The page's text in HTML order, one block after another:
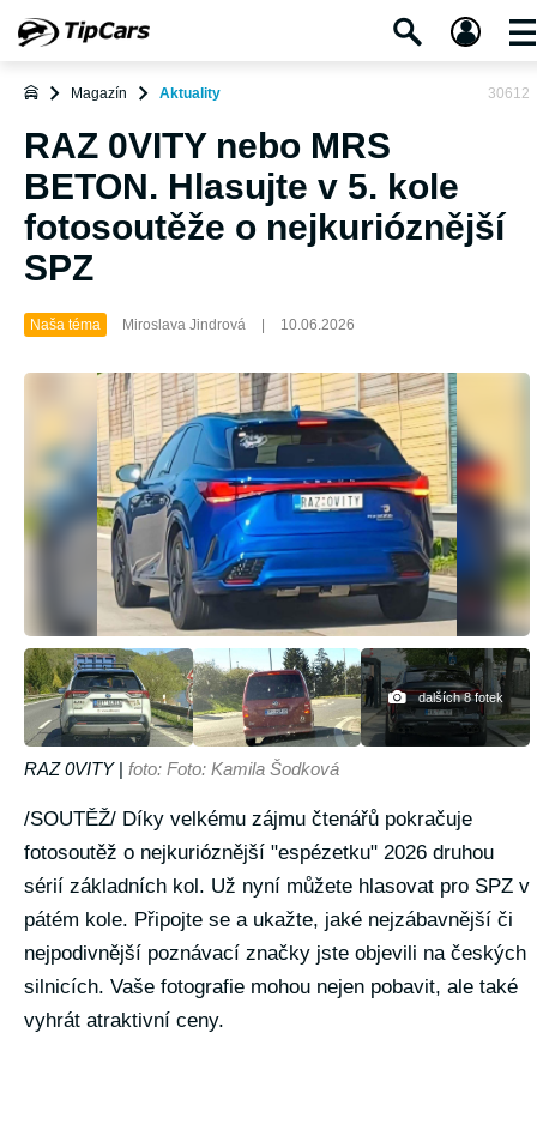
Magazín Aktuality 30612
RAZ 0VITY nebo MRS
BETON. Hlasujte v 5. kole
fotosoutěže o nejkurióznější
SPZ
Naša téma Miroslava Jindrová 10.06.2026
dalších 8 fotek
RAZ 0VITY| foto: Foto: Kamila Šodková
/SOUTĚŽ/ Díky velkému zájmu čtenářů pokračuje
fotosoutěž o nejkurióznější "espézetku" 2026 druhou
sérií základních kol. Už nyní můžete hlasovat pro SPZ v
pátém kole. Připojte se a ukažte, jaké nejzábavnější či
nejpodivnější poznávací značky jste objevili na českých
silnicích. Vaše fotografie mohou nejen pobavit, ale také
vyhrát atraktivní ceny.